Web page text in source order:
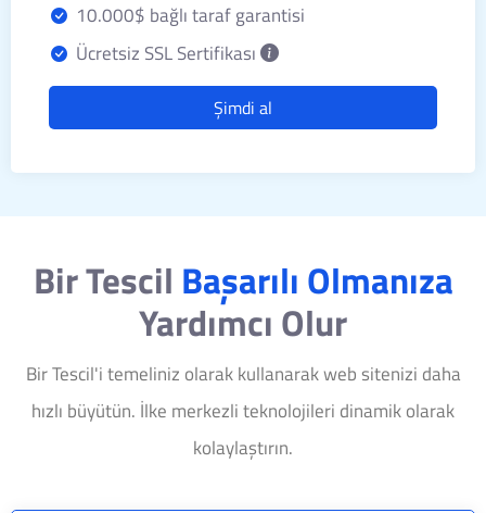
10.000$ bağlı taraf garantisi
Ücretsiz SSL Sertifikası
Şimdi al
Bir Tescil Başarılı Olmanıza
Yardımcı Olur
Bir Tescil'i temeliniz olarak kullanarak web sitenizi daha
hızlı büyütün. İlke merkezli teknolojileri dinamik olarak
kolaylaştırın.